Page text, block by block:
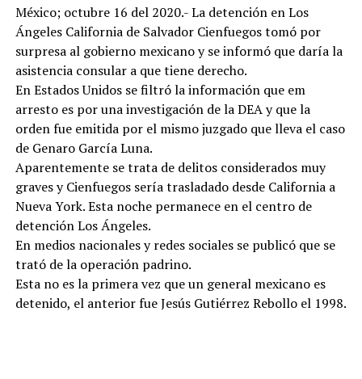
México; octubre 16 del 2020.- La detención en Los
Ángeles California de Salvador Cienfuegos tomó por
surpresa al gobierno mexicano y se informó que daría la
asistencia consular a que tiene derecho.
En Estados Unidos se filtró la información que em
arresto es por una investigación de la DEA y que la
orden fue emitida por el mismo juzgado que lleva el caso
de Genaro García Luna.
Aparentemente se trata de delitos considerados muy
graves y Cienfuegos sería trasladado desde California a
Nueva York. Esta noche permanece en el centro de
detención Los Ángeles.
En medios nacionales y redes sociales se publicó que se
trató de la operación padrino.
Esta no es la primera vez que un general mexicano es
detenido, el anterior fue Jesús Gutiérrez Rebollo el 1998.